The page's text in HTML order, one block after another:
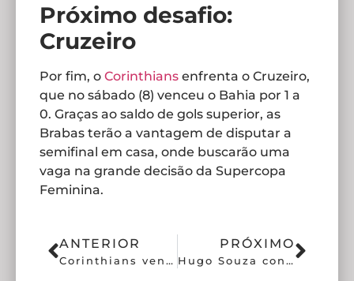
Próximo desafio:
Cruzeiro
Por fim, o Corinthians enfrenta o Cruzeiro,
que no sábado (8) venceu o Bahia por 1 a
0. Graças ao saldo de gols superior, as
Brabas terão a vantagem de disputar a
semifinal em casa, onde buscarão uma
vaga na grande decisão da Supercopa
Feminina.
ANTERIOR
Corinthians vence o Santos e está na final do Paulistão 2025
PRÓXIMO
Hugo Souza confirma discussão, mas minimiza o acontecido